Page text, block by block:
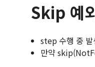
Skip 예
step 수행 중
만약